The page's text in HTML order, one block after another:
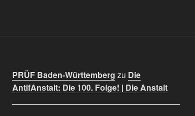
PRÜF Baden-Württemberg zu Die
AntifAnstalt: Die 100. Folge! | Die Anstalt